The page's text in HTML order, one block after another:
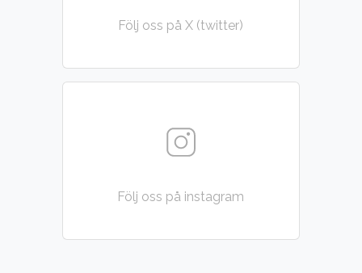
Följ oss på X (twitter)
Följ oss på instagram